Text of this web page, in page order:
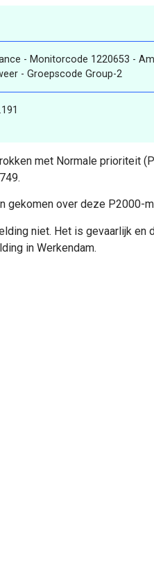
- Monitorcode 1220653 -
- Groepscode Group-2
met Normale prioriteit
gekomen over deze P2000-
niet. Het is gevaarlijk en
in Werkendam.